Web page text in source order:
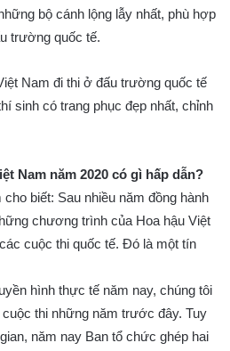
bộ cánh lộng lẫy nhất, phù hợp
trường quốc tế.
Nam đi thi ở đấu trường quốc tế
sinh có trang phục đẹp nhất, chỉnh
Nam năm 2020 có gì hấp dẫn?
biết: Sau nhiều năm đồng hành
chương trình của Hoa hậu Việt
cuộc thi quốc tế. Đó là một tín
hình thực tế năm nay, chúng tôi
thi những năm trước đây. Tuy
năm nay Ban tổ chức ghép hai